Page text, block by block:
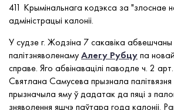
411 Крымінальнага кодэкса за "злоснае
адміністрацыі калоніі.
У судзе г. Жодзіна 7 сакавіка
палітзняволенамуАлегу Рубцупа
справе. Яго абвінавацілі паводле ч. 2
Святлана Самусева прызнала палітвязня
прызначыла яму ў дадатак да пяці з
зняволення яшчэ паўтара года калоніі.